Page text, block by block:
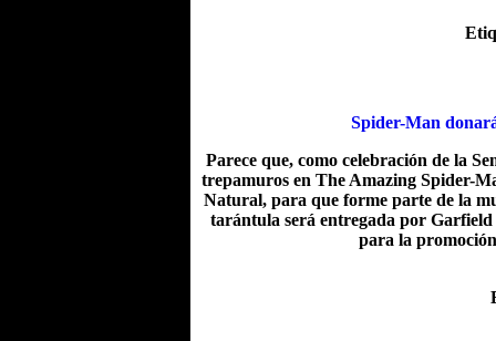
Spider-Man
Parece que, como celebración de la
trepamuros en The Amazing Spider-
Natural, para que forme parte de la
tarántula será entregada por
para la